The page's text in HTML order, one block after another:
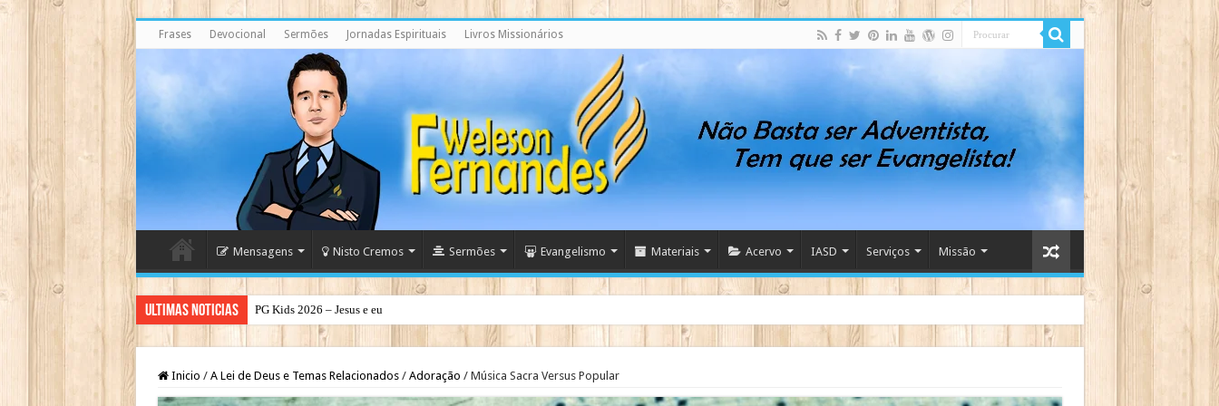
Frases Devocional Sermões Jornadas Espirituais Livros Missionários
Mensagens Nisto Cremos Sermões Evangelismo Materiais Acervo IASD Serviços Missão
Ultimas Noticias PG Kids 2026 – Jesus e eu
Inicio / A Lei de Deus e Temas Relacionados / Adoração / Música Sacra Versus Popular